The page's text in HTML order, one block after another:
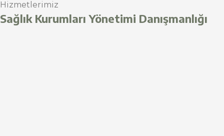
Hizmetlerimiz
Sağlık Kurumları Yönetimi Danışmanlığı